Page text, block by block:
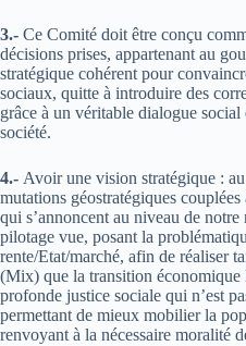
3.- Ce Comité doit être conçu
décisions prises, appartenant au
stratégique cohérent pour
sociaux, quitte à introduire des
grâce à un véritable dialogue
société.
4.- Avoir une vision stratégique :
mutations géostratégiques
qui s’annoncent au niveau de
pilotage vue, posant la
rente/Etat/marché, afin de réaliser
(Mix) que la transition
profonde justice sociale qui n’est
permettant de mieux mobilier la
renvoyant à la nécessaire moralité